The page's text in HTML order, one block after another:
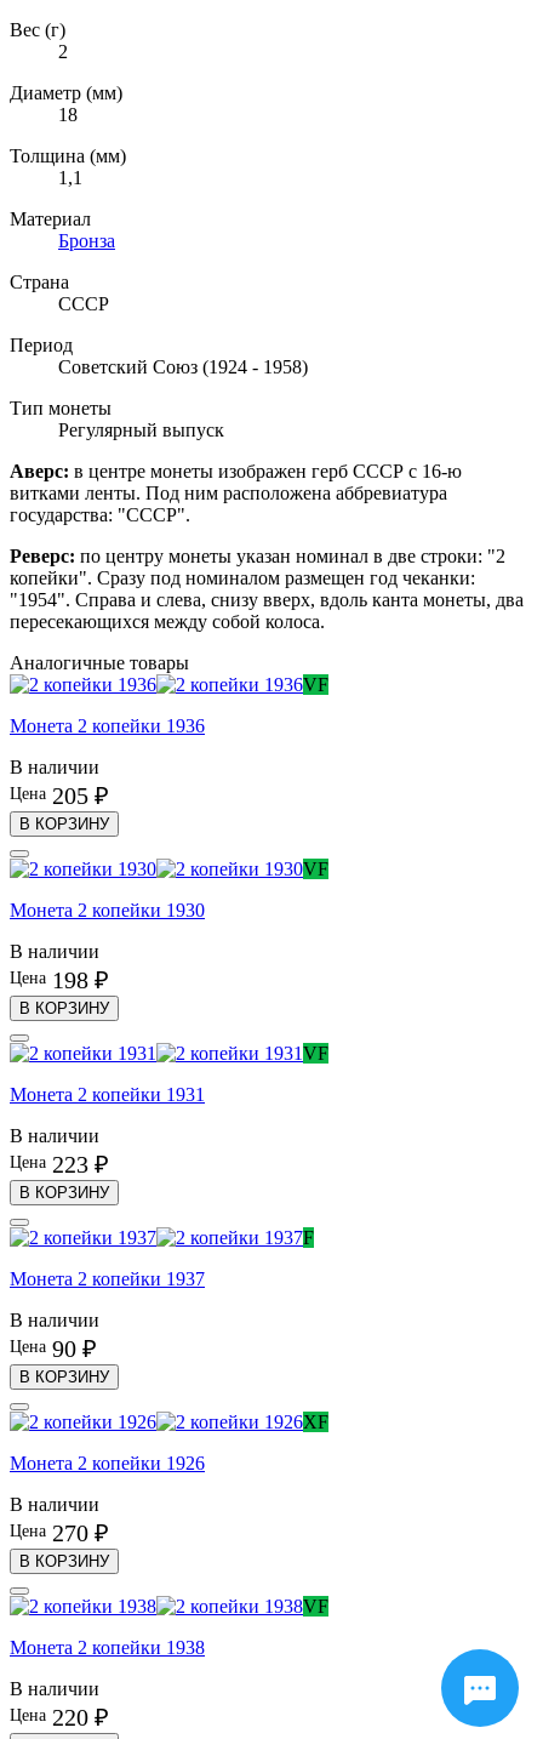
Вес (г)
2
Диаметр (мм)
18
Толщина (мм)
1,1
Материал
Бронза
Страна
СССР
Период
Советский Союз (1924 - 1958)
Тип монеты
Регулярный выпуск
Аверс: в центре монеты изображен герб СССР с 16-ю
витками ленты. Под ним расположена аббревиатура
государства: "СССР".
Реверс: по центру монеты указан номинал в две строки: "2
копейки". Сразу под номиналом размещен год чеканки:
"1954". Справа и слева, снизу вверх, вдоль канта монеты, два
пересекающихся между собой колоса.
Аналогичные товары
VF
Монета 2 копейки 1936
В наличии
Цена 205 ₽
В КОРЗИНУ
VF
Монета 2 копейки 1930
В наличии
Цена 198 ₽
В КОРЗИНУ
VF
Монета 2 копейки 1931
В наличии
Цена 223 ₽
В КОРЗИНУ
F
Монета 2 копейки 1937
В наличии
Цена 90 ₽
В КОРЗИНУ
XF
Монета 2 копейки 1926
В наличии
Цена 270 ₽
В КОРЗИНУ
VF
Монета 2 копейки 1938
В наличии
Цена 220 ₽